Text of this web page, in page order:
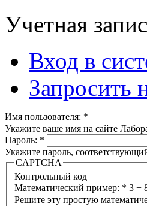
Учетная
Вход в
Запросить
Имя пользователя: *
Укажите ваше имя на сайте
Пароль: *
Укажите пароль,
CAPTCHA
Контрольный код
Математический пример: * 3 +
Решите эту простую